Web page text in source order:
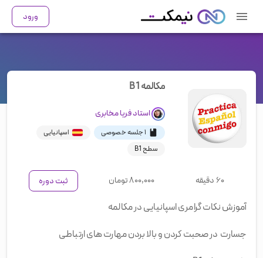
ورود
مکالمه B1
استادفریا مخابری
۱ جلسه خصوصی
اسپانیایی
سطح B1
۶۰ دقیقه ۸۰۰,۰۰۰تومان ثبت دوره
آموزش نکات گرامری اسپانیایی در مکالمه
جسارت در صحبت کردن و بالا بردن مهارت های ارتباطی